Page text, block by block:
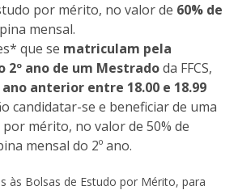
por mérito, no valor de 60% de
mensal.
que se matriculam pela
2º ano de um Mestradoda FFCS,
anterior entre 18.00 e 18.99
candidatar-se e beneficiar de uma
mérito, no valor de 50% de
mensal do 2º ano.
às Bolsas de Estudo por Mérito, para